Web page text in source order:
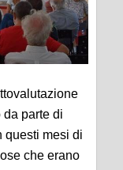
da parte di
questi mesi di
che erano